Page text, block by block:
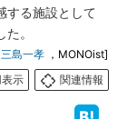
する施設として
。
三島一孝 ，MONOist]
示
関連情報